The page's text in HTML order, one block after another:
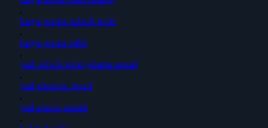
,
harga partisi cubicle toilet
,
harga partisi toilet
,
jual cubicle toilet jakarta murah
,
jual phenolic board
,
jual urinoir murah
,